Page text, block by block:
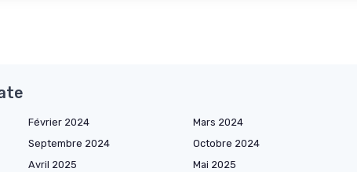
Février 2024 Mars 2024
Septembre 2024 Octobre 2024
Avril 2025 Mai 2025